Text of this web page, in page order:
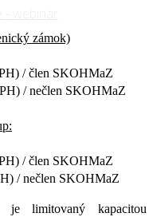
webinár
zámok)
/ člen SKOHMaZ
/ nečlen SKOHMaZ
/ člen SKOHMaZ
/ nečlen SKOHMaZ
je limitovaný kapacitou